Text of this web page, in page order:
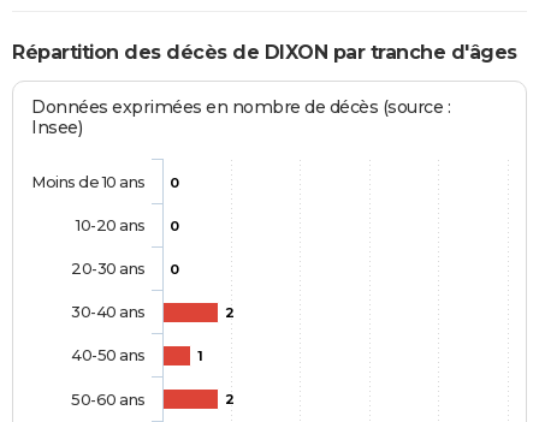
Répartition des décès de DIXON par tranche d'âges
Données exprimées en nombre de décès (source :
Insee)
0
0
0
2
1
2
Moins de 10 ans
10-20 ans
20-30 ans
30-40 ans
40-50 ans
50-60 ans